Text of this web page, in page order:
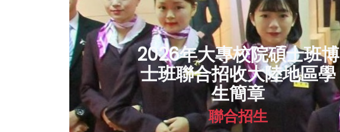
2026年大專校院碩士班博
士班聯合招收大陸地區學
生簡章
聯合招生